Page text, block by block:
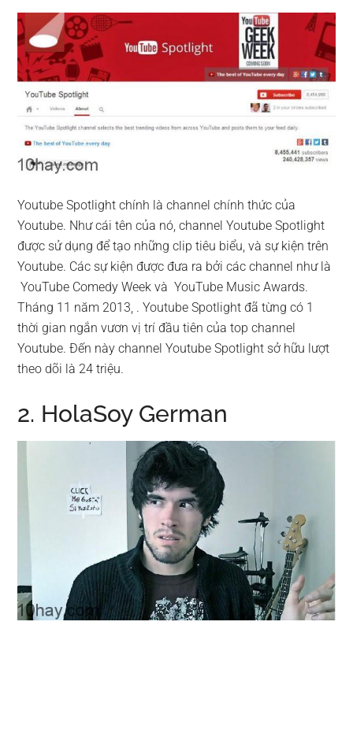
Youtube Spotlight chính là channel chính thức của
Youtube. Như cái tên của nó, channel Youtube Spotlight
được sử dụng để tạo những clip tiêu biểu, và sự kiện trên
Youtube. Các sự kiện được đưa ra bởi các channel như là
YouTube Comedy Week và YouTube Music Awards.
Tháng 11 năm 2013, . Youtube Spotlight đã từng có 1
thời gian ngắn vươn vị trí đầu tiên của top channel
Youtube. Đến này channel Youtube Spotlight sở hữu lượt
theo dõi là 24 triệu.
2. HolaSoy German